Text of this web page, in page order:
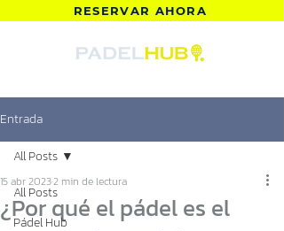
RESERVAR AHORA
Entrada
All Posts
Pádel Hub
All Posts
¿Por qué el pádel es el
15 abr 20232 min de lectura